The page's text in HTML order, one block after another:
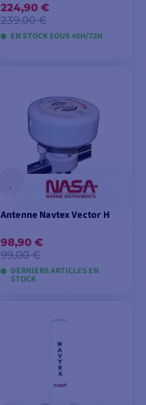
224,90 €
239,00 €
EN STOCK SOUS 48H/72H
PANIER
Antenne Navtex Vector H
98,90 €
99,00 €
DERNIERS ARTICLES EN
STOCK